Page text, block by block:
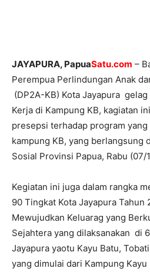
JAYAPURA, PapuaSatu.com –
Perempua Perlindungan Anak
(DP2A-KB) Kota Jayapura
Kerja di Kampung KB, kagiatan
presepsi terhadap program
kampung KB, yang berlangsung
Sosial Provinsi Papua, Rabu (07/
Kegiatan ini juga dalam rangka
90 Tingkat Kota Jayapura Tahun
Mewujudkan Keluarag yang
Sejahtera yang dilaksanakan di
Jayapura yaotu Kayu Batu,
yang dimulai dari Kampung Kayu